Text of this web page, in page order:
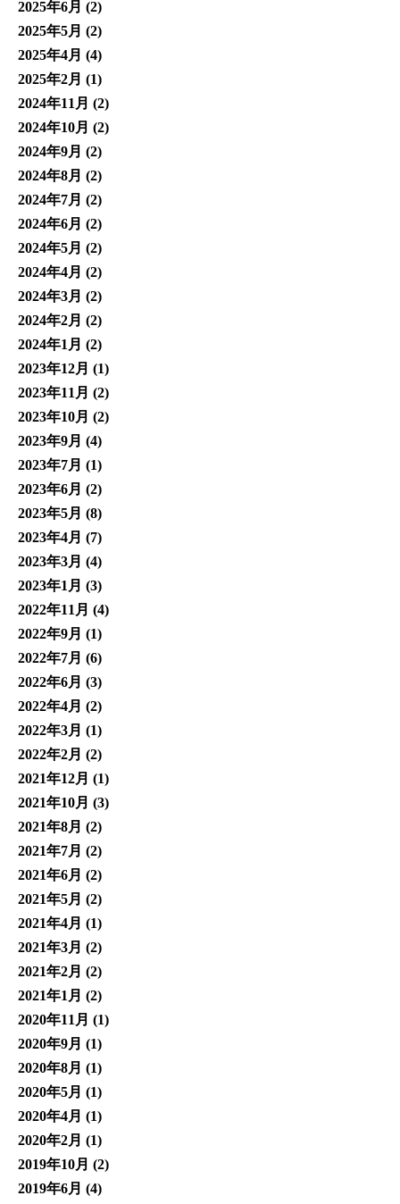
2025年6月 (2)
2025年5月 (2)
2025年4月 (4)
2025年2月 (1)
2024年11月 (2)
2024年10月 (2)
2024年9月 (2)
2024年8月 (2)
2024年7月 (2)
2024年6月 (2)
2024年5月 (2)
2024年4月 (2)
2024年3月 (2)
2024年2月 (2)
2024年1月 (2)
2023年12月 (1)
2023年11月 (2)
2023年10月 (2)
2023年9月 (4)
2023年7月 (1)
2023年6月 (2)
2023年5月 (8)
2023年4月 (7)
2023年3月 (4)
2023年1月 (3)
2022年11月 (4)
2022年9月 (1)
2022年7月 (6)
2022年6月 (3)
2022年4月 (2)
2022年3月 (1)
2022年2月 (2)
2021年12月 (1)
2021年10月 (3)
2021年8月 (2)
2021年7月 (2)
2021年6月 (2)
2021年5月 (2)
2021年4月 (1)
2021年3月 (2)
2021年2月 (2)
2021年1月 (2)
2020年11月 (1)
2020年9月 (1)
2020年8月 (1)
2020年5月 (1)
2020年4月 (1)
2020年2月 (1)
2019年10月 (2)
2019年6月 (4)